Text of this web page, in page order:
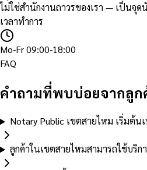
ไม่ใช่สำนักงานถาวรของเรา — เป็น
เวลาทำการ
Mo-Fr 09:00-18:00
FAQ
คำถามที่พบบ่อยจากลูก
Notary Public เขตสายไหม เริ่มต้นเ
ลูกค้าในเขตสายไหมสามารถใช้บริ